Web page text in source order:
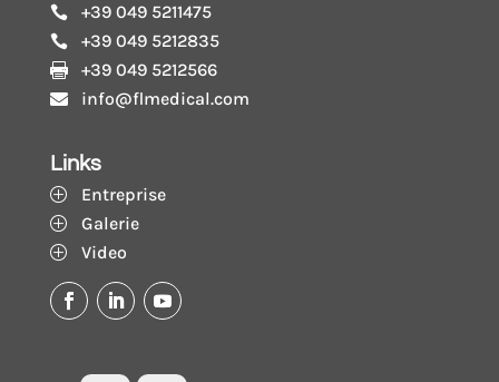
 +39 049 5211475
 +39 049 5212835
 +39 049 5212566
 info@flmedical.com
Links
P Entreprise
P Galerie
P Video